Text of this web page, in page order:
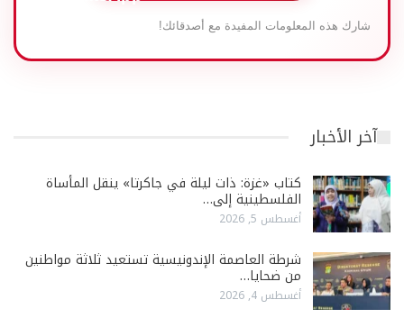
شارك هذه المعلومات المفيدة مع أصدقائك!
آخر الأخبار
كتاب «غزة: ذات ليلة في جاكرتا» ينقل المأساة
الفلسطينية إلى…
أغسطس 5, 2026
شرطة العاصمة الإندونيسية تستعيد ثلاثة مواطنين
من ضحايا…
أغسطس 4, 2026